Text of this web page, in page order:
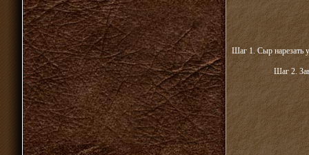
Шаг 1. Сыр нарезать
Шаг 2.